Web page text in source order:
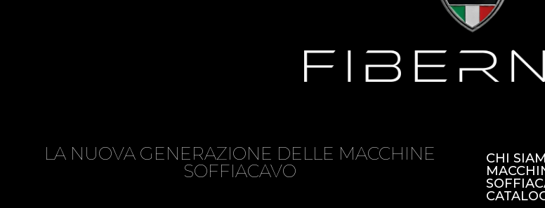
LA NUOVA GENERAZIONE DELLE MACCHINE
SOFFIACAVO
CHI